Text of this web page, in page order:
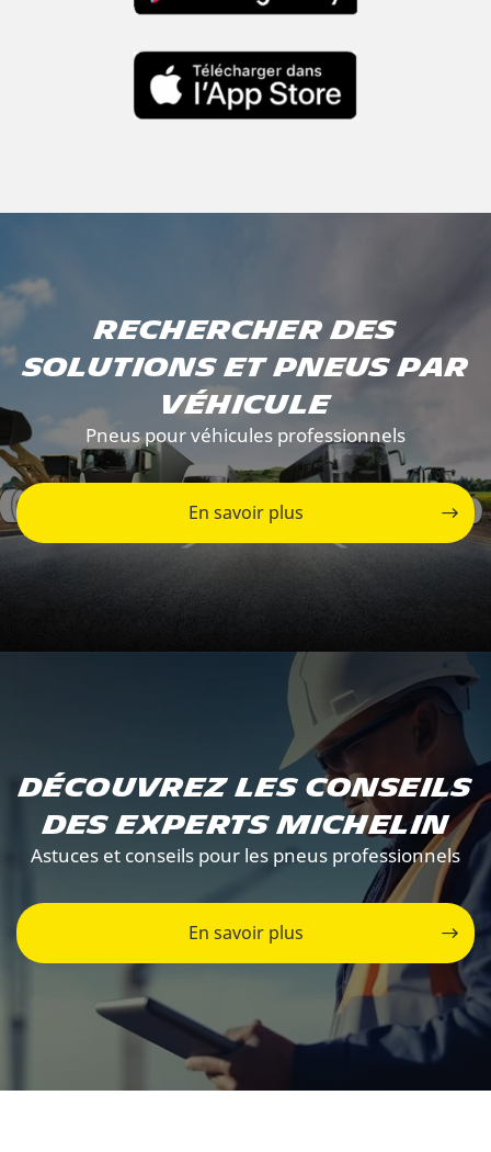
Rechercher des
solutions et pneus par
véhicule
Pneus pour véhicules professionnels
En savoir plus
Découvrez les conseils
des experts Michelin
Astuces et conseils pour les pneus professionnels
En savoir plus